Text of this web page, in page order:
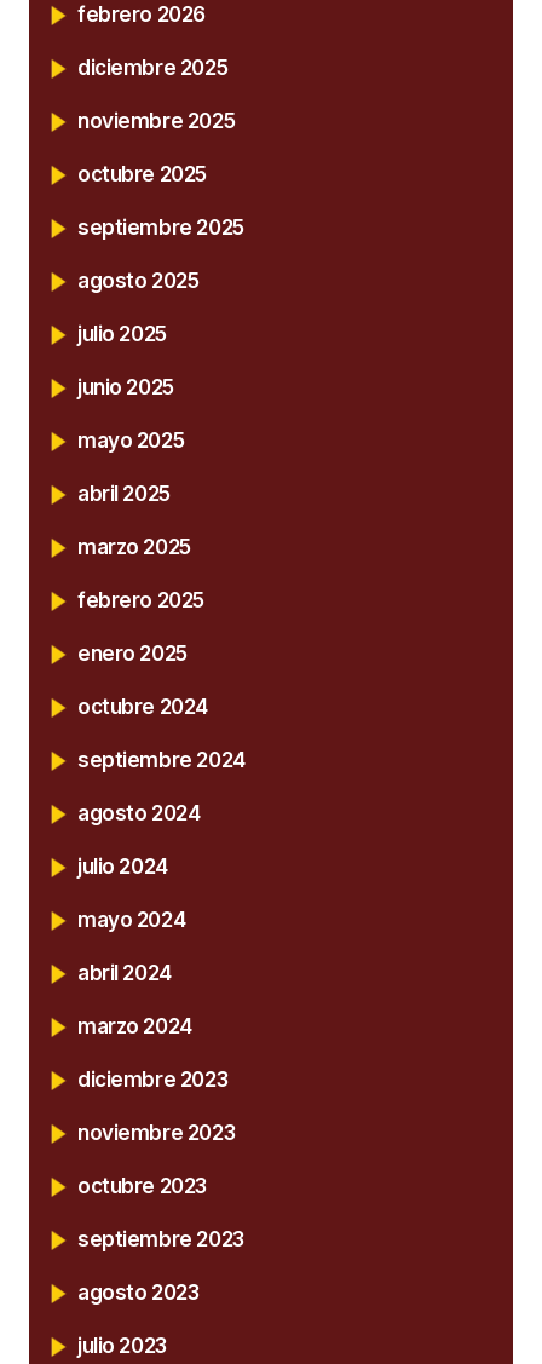
febrero 2026
diciembre 2025
noviembre 2025
octubre 2025
septiembre 2025
agosto 2025
julio 2025
junio 2025
mayo 2025
abril 2025
marzo 2025
febrero 2025
enero 2025
octubre 2024
septiembre 2024
agosto 2024
julio 2024
mayo 2024
abril 2024
marzo 2024
diciembre 2023
noviembre 2023
octubre 2023
septiembre 2023
agosto 2023
julio 2023